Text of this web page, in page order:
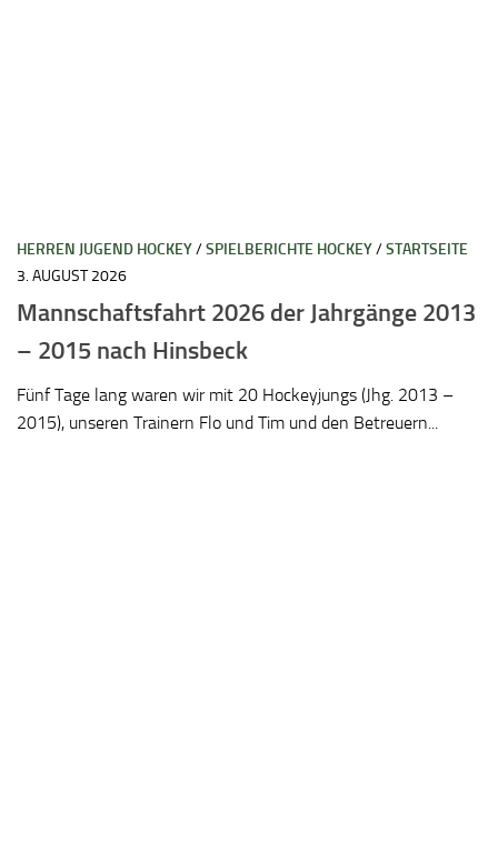
HERREN JUGEND HOCKEY/SPIELBERICHTE HOCKEY/STARTSEITE
3. AUGUST 2026
Mannschaftsfahrt 2026 der Jahrgänge 2013
– 2015 nach Hinsbeck
Fünf Tage lang waren wir mit 20 Hockeyjungs (Jhg. 2013 –
2015), unseren Trainern Flo und Tim und den Betreuern...